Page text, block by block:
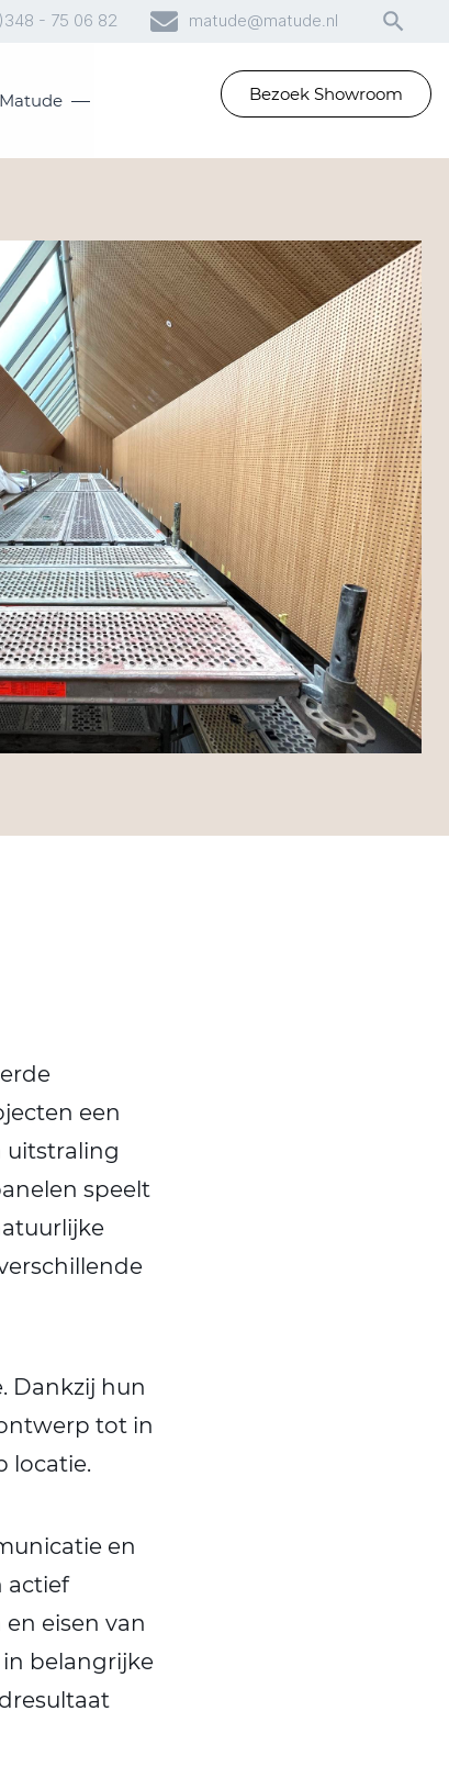
- 75 06 82 matude@matude.nl
Matude Bezoek Showroom
een
uitstraling
speelt
Dankzij hun
tot in
locatie.
en
actief
eisen van
belangrijke